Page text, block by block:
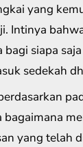
yang
Intinya
siapa
sedekah
yang telah